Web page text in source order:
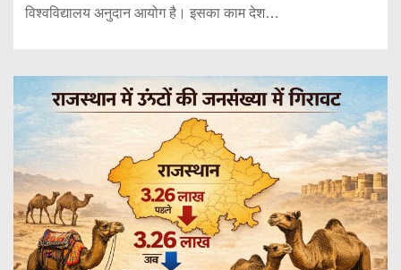
विश्वविद्यालय अनुदान आयोग है। इसका काम देश…